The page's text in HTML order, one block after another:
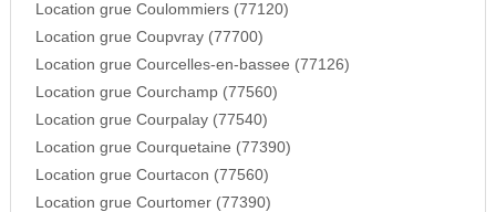
Location grue Coulommiers (77120)
Location grue Coupvray (77700)
Location grue Courcelles-en-bassee (77126)
Location grue Courchamp (77560)
Location grue Courpalay (77540)
Location grue Courquetaine (77390)
Location grue Courtacon (77560)
Location grue Courtomer (77390)